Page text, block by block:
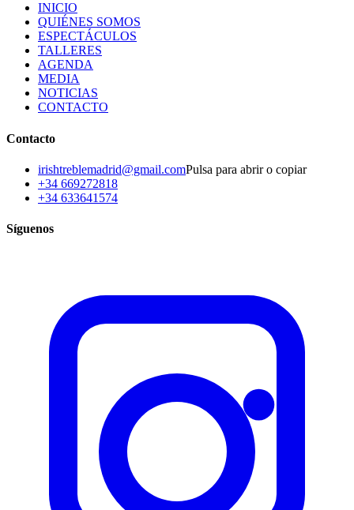
INICIO
QUIÉNES SOMOS
ESPECTÁCULOS
TALLERES
AGENDA
MEDIA
NOTICIAS
CONTACTO
Contacto
irishtreblemadrid@gmail.comPulsa para abrir o copiar
+34 669272818
+34 633641574
Síguenos